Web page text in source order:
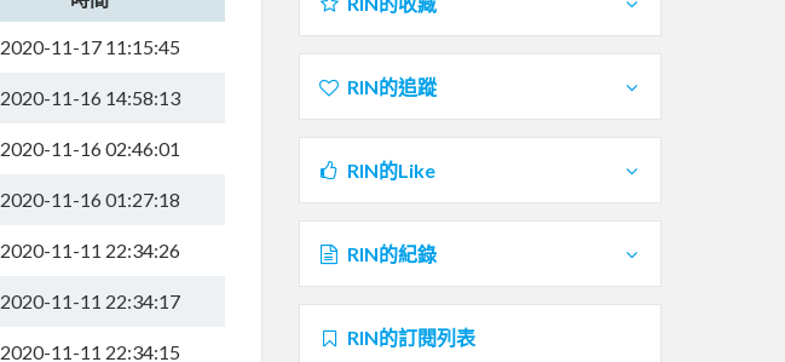
2020-11-17 11:15:45
2020-11-16 14:58:13
2020-11-16 02:46:01
2020-11-16 01:27:18
2020-11-11 22:34:26
2020-11-11 22:34:17
2020-11-11 22:34:15
RIN的追蹤
RIN的Like
RIN的紀錄
RIN的訂閱列表